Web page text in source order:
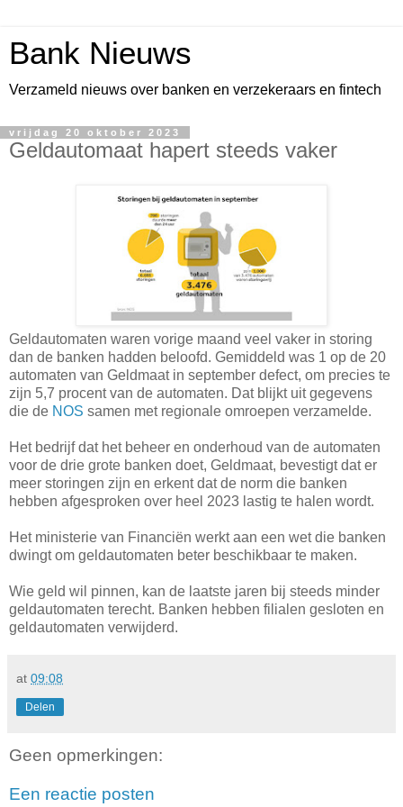
Bank Nieuws
Verzameld nieuws over banken en verzekeraars en fintech
vrijdag 20 oktober 2023
Geldautomaat hapert steeds vaker
Geldautomaten waren vorige maand veel vaker in storing
dan de banken hadden beloofd. Gemiddeld was 1 op de 20
automaten van Geldmaat in september defect, om precies te
zijn 5,7 procent van de automaten. Dat blijkt uit gegevens
die de NOS samen met regionale omroepen verzamelde.
Het bedrijf dat het beheer en onderhoud van de automaten
voor de drie grote banken doet, Geldmaat, bevestigt dat er
meer storingen zijn en erkent dat de norm die banken
hebben afgesproken over heel 2023 lastig te halen wordt.
Het ministerie van Financiën werkt aan een wet die banken
dwingt om geldautomaten beter beschikbaar te maken.
Wie geld wil pinnen, kan de laatste jaren bij steeds minder
geldautomaten terecht. Banken hebben filialen gesloten en
geldautomaten verwijderd.
at 09:08
Delen
Geen opmerkingen:
Een reactie posten